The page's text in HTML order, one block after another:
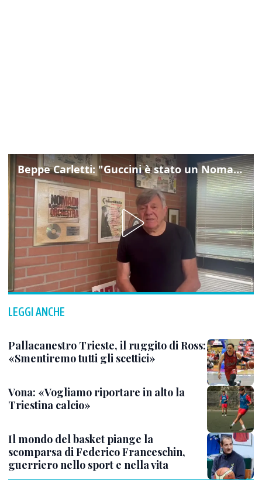
Beppe Carletti: "Guccini è stato un Nomade"
LEGGI ANCHE
Pallacanestro Trieste, il ruggito di Ross:
«Smentiremo tutti gli scettici»
Vona: «Vogliamo riportare in alto la
Triestina calcio»
Il mondo del basket piange la
scomparsa di Federico Franceschin,
guerriero nello sport e nella vita